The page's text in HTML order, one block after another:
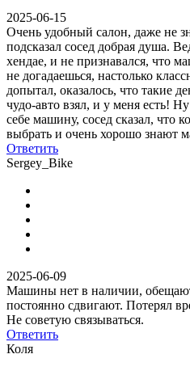
2025-06-15
Очень удобный салон, даже не
подсказал сосед добрая душа.
хендае, и не признавался, что
не догадаешься, настолько
допытал, оказалось, что такие
чудо-авто взял, и у меня есть!
себе машину, сосед сказал, что
выбрать и очень хорошо знают
Ответить
Sergey_Bike
2025-06-09
Машины нет в наличии,
постоянно сдвигают. Потерял
Не советую связываться.
Ответить
Коля